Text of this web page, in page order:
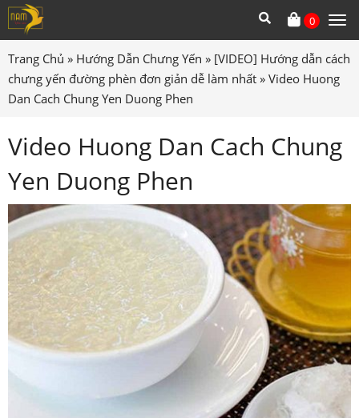
0
Trang Chủ » Hướng Dẫn Chưng Yến » [VIDEO] Hướng dẫn cách
chưng yến đường phèn đơn giản dễ làm nhất » Video Huong
Dan Cach Chung Yen Duong Phen
Video Huong Dan Cach Chung
Yen Duong Phen